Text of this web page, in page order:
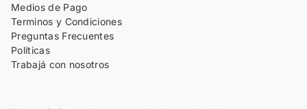
Medios de Pago
Terminos y Condiciones
Preguntas Frecuentes
Políticas
Trabajá con nosotros